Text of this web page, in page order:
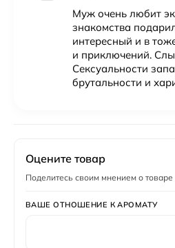
Муж очень любит
знакомства
интересный и в
и приключений.
Сексуальности
брутальности и
Оцените товар
Поделитесь своим мнением о товаре
ВАШЕ ОТНОШЕНИЕ К АРОМАТУ